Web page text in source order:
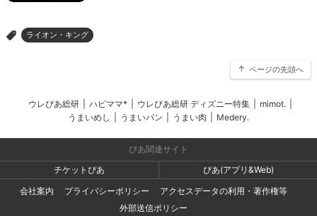
> ライオン・キング
ページの先頭へ
ウレぴあ総研 ハピママ* ウレぴあ総研 ディズニー特集 mimot.
うまいめし
うまいパン うまい肉 Medery.
ぴあ関連サイト
チケットぴあ
ぴあ(アプリ&Web)
会社案内
プライバシーポリシー
アクセスデータの利用・著作権等
外部送信ポリシー